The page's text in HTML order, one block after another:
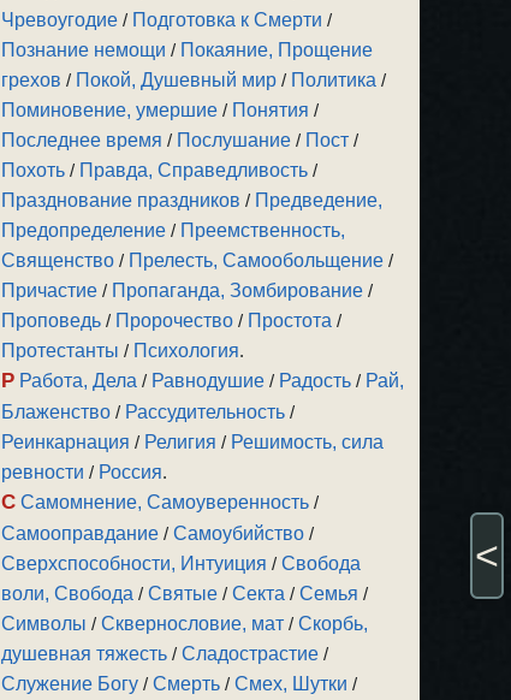
Чревоугодие / Подготовка к Смерти /
Познание немощи / Покаяние, Прощение
грехов / Покой, Душевный мир / Политика /
Поминовение, умершие / Понятия /
Последнее время / Послушание / Пост /
Похоть / Правда, Справедливость /
Празднование праздников / Предведение,
Предопределение / Преемственность,
Священство / Прелесть, Самообольщение /
Причастие / Пропаганда, Зомбирование /
Проповедь / Пророчество / Простота /
Протестанты / Психология.
Р Работа, Дела / Равнодушие / Радость / Рай,
Блаженство / Рассудительность /
Реинкарнация / Религия / Решимость, сила
ревности / Россия.
С Самомнение, Самоуверенность /
Самооправдание /Самоубийство /
Сверхспособности, Интуиция /Свобода
воли, Свобода /Святые /Секта /Семья /
Символы /Сквернословие, мат /Скорбь,
душевная тяжесть /Сладострастие /
Служение Богу /Смерть /Смех, Шутки /
<